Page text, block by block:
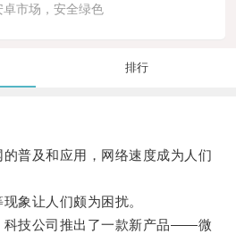
卓市场，安全绿色
排行
及和应用，网络速度成为人们
让人们颇为困扰。
技公司推出了一款新产品——微